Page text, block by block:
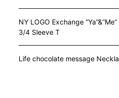
NY LOGO Exchange
3/4 Sleeve T
Life chocolate message